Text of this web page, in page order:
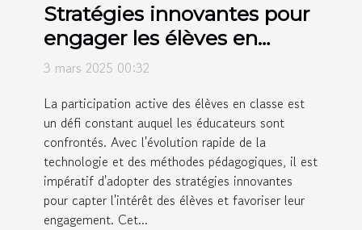
Stratégies innovantes pour
engager les élèves en
classe
3 mars 2025 00:32
La participation active des élèves en classe est
un défi constant auquel les éducateurs sont
confrontés. Avec l'évolution rapide de la
technologie et des méthodes pédagogiques, il est
impératif d'adopter des stratégies innovantes
pour capter l'intérêt des élèves et favoriser leur
engagement. Cet...